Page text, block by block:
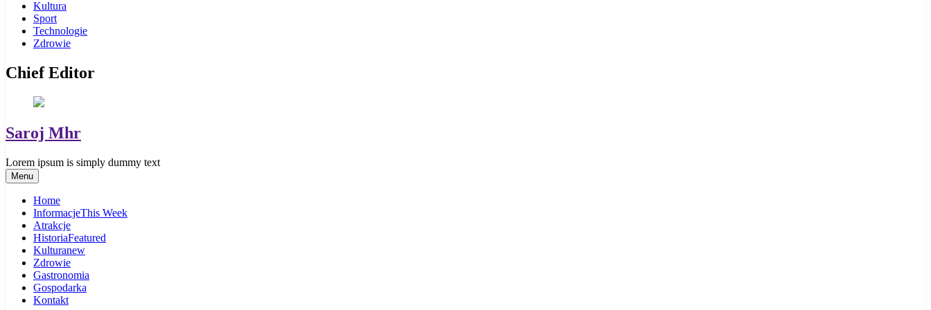
Kultura
Sport
Technologie
Zdrowie
Chief Editor
Saroj Mhr
Lorem ipsum is simply dummy text
Menu
Home
InformacjeThis Week
Atrakcje
HistoriaFeatured
Kulturanew
Zdrowie
Gastronomia
Gospodarka
Kontakt